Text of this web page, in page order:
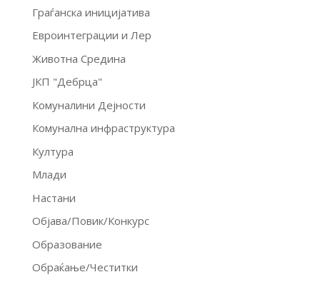
Граѓанска иницијатива
Евроинтеграции и Лер
Животна Средина
ЈКП "Дебрца"
Комуналини Дејности
Комунална инфраструктура
Култура
Млади
Настани
Објава/Повик/Конкурс
Образование
Обраќање/Честитки